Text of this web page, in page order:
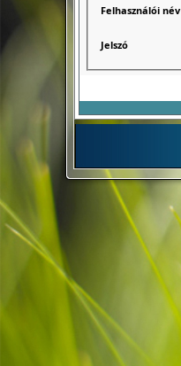
Felhasználói név
Jelszó